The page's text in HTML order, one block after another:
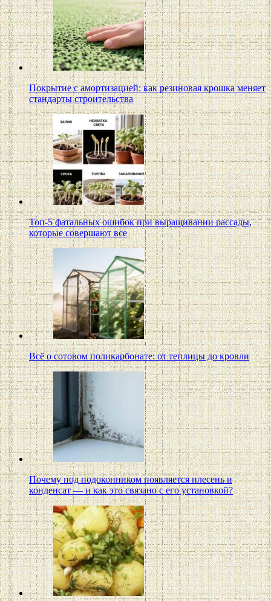
Покрытие с амортизацией: как резиновая крошка меняет
стандарты строительства
Топ-5 фатальных ошибок при выращивании рассады,
которые совершают все
Всё о сотовом поликарбонате: от теплицы до кровли
Почему под подоконником появляется плесень и
конденсат — и как это связано с его установкой?